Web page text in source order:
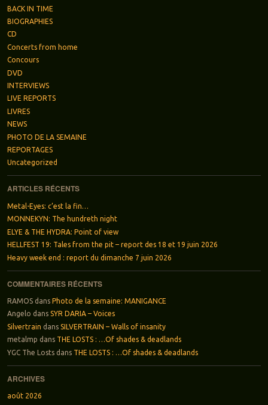
BACK IN TIME
BIOGRAPHIES
CD
Concerts from home
Concours
DVD
INTERVIEWS
LIVE REPORTS
LIVRES
NEWS
PHOTO DE LA SEMAINE
REPORTAGES
Uncategorized
ARTICLES RÉCENTS
Metal-Eyes: c’est la fin…
MONNEKYN: The hundreth night
ELYE & THE HYDRA: Point of view
HELLFEST 19: Tales from the pit – report des 18 et 19 juin 2026
Heavy week end : report du dimanche 7 juin 2026
COMMENTAIRES RÉCENTS
RAMOSdans Photo de la semaine: MANIGANCE
Angelo dans SYR DARIA – Voices
Silvertrain dans SILVERTRAIN – Walls of insanity
metalmp dans THE LOSTS : …Of shades & deadlands
YGC The Lostsdans THE LOSTS : …Of shades & deadlands
ARCHIVES
août 2026